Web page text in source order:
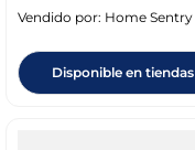
Vendido por: Home Sentry
Disponible en tiendas